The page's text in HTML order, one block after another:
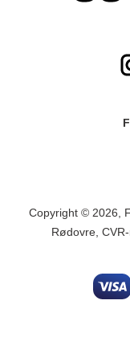
Copyright © 2026,
Rødovre,